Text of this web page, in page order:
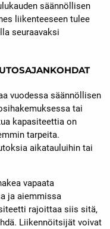
säännöllisen
liikenteeseen tulee
seuraavaksi
vuodessa säännöllisen
tai
kapasiteettia on
tarpeita.
aikatauluihin tai
vapaata
ja aiemmissa
rajoittaa siis sitä,
Liikennöitsijät voivat